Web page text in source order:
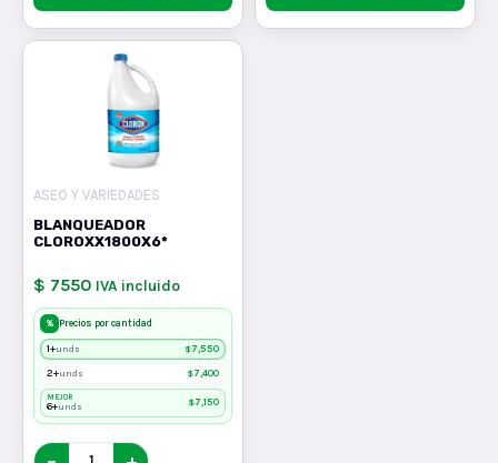
ASEO Y VARIEDADES
BLANQUEADOR
CLOROXX1800X6*
$ 7550 IVA incluido
% Precios por cantidad
1+unds $7,550
2+unds $7,400
MEJOR
6+unds $7,150